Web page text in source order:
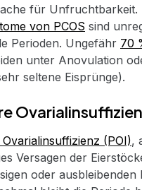
für Unfruchtbarkeit.
von PCOS sind
Perioden. Ungefähr 70
unter Anovulation
seltene Eisprünge).
(POI),
Versagen der
oder ausbleibenden